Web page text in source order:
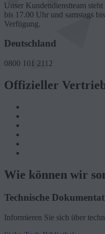
Unser Kundendienstteam
bis 17.00 Uhr und samstags
Verfügung.
Deutschland
0800 101 2112
Offizieller
Wie können wir
Technische
Informieren Sie sich über